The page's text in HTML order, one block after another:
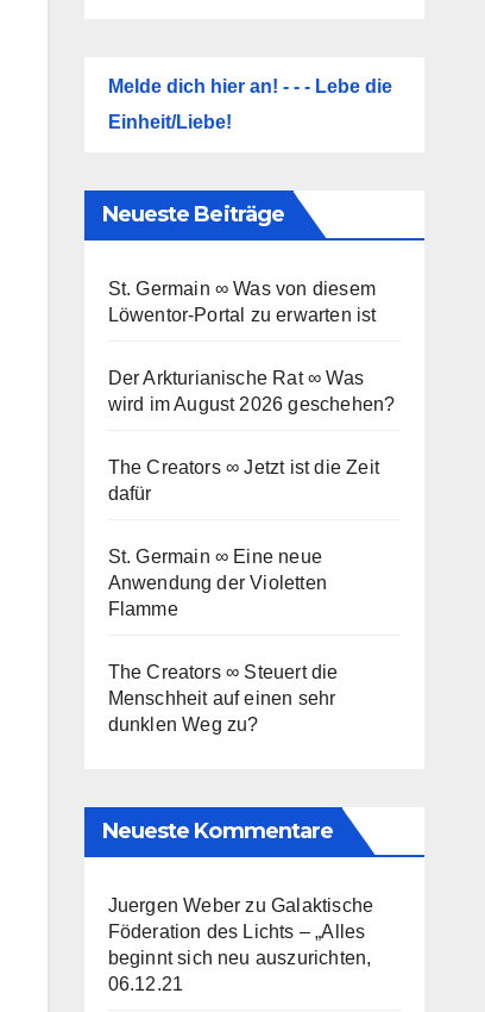
Melde dich hier an! - - - Lebe die
Einheit/Liebe!
Neueste Beiträge
St. Germain ∞ Was von diesem
Löwentor-Portal zu erwarten ist
Der Arkturianische Rat ∞ Was
wird im August 2026 geschehen?
The Creators ∞ Jetzt ist die Zeit
dafür
St. Germain ∞ Eine neue
Anwendung der Violetten
Flamme
The Creators ∞ Steuert die
Menschheit auf einen sehr
dunklen Weg zu?
Neueste Kommentare
Juergen Weber zu Galaktische
Föderation des Lichts – „Alles
beginnt sich neu auszurichten,
06.12.21